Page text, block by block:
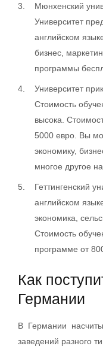
Мюнхенский
Университет
английском
бизнес,
программы
Университет
Стоимость
высока.
5000 евро. Вы
экономику,
многое другое
Геттингенский
английском
экономика,
Стоимость
программе от
Как
Германии
В Германии
заведений разного